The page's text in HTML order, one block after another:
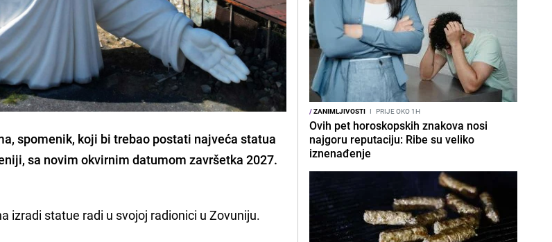
spomenik, koji bi trebao postati najveća statua
sa novim okvirnim datumom završetka 2027.
izradi statue radi u svojoj radionici u Zovuniju.
/ZANIMLJIVOSTI I PRIJE OKO 1H
Ovih pet horoskopskih znakova nosi
najgoru reputaciju: Ribe su veliko
iznenađenje